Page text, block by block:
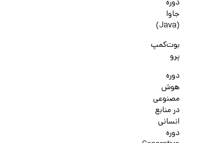
دوره
جاوا
(Java)
بوت‌کمپ
پرو
دوره
هوش
مصنوعی
در منابع
انسانی
دوره